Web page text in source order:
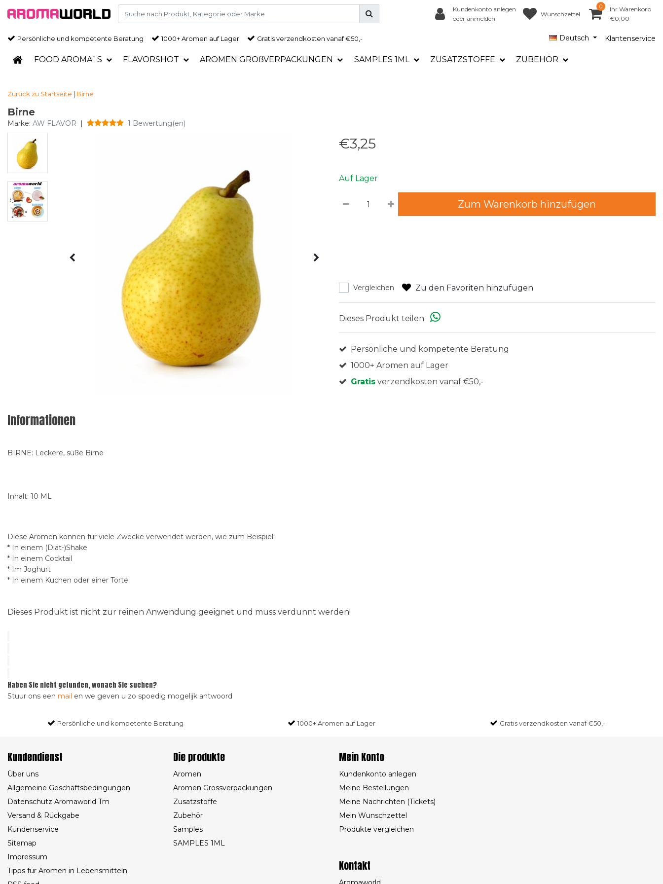
Kundenkonto anlegen
oder anmelden
Wunschzettel
0
Ihr Warenkorb
€0,00
Persönliche und kompetente Beratung 1000+ Aromen auf Lager Gratisverzendkosten vanaf €50,- Deutsch Klantenservice
FOOD AROMA`S FLAVORSHOT AROMEN GROßVERPACKUNGEN SAMPLES 1ML ZUSATZSTOFFE ZUBEHÖR
Zurück zu Startseite | Birne
Birne
Marke: AW FLAVOR | 1 Bewertung(en)
€3,25
Auf Lager
Zum Warenkorb hinzufügen
Vergleichen Zu den Favoriten hinzufügen
Dieses Produkt teilen
Persönliche und kompetente Beratung
1000+ Aromen auf Lager
Gratis verzendkosten vanaf €50,-
Informationen
BIRNE: Leckere, süße Birne
Inhalt: 10 ML
Diese Aromen können für viele Zwecke verwendet werden, wie zum Beispiel:
* In einem (Diät-)Shake
* In einem Cocktail
* Im Joghurt
* In einem Kuchen oder einer Torte
Dieses Produkt ist nicht zur reinen Anwendung geeignet und muss verdünnt werden!
Haben Sie nicht gefunden, wonach Sie suchen?
Stuur ons een mail en we geven u zo spoedig mogelijk antwoord
Persönliche und kompetente Beratung 1000+ Aromen auf Lager Gratisverzendkosten vanaf €50,-
Kundendienst
Über uns
Allgemeine Geschäftsbedingungen
Datenschutz Aromaworld Tm
Versand & Rückgabe
Kundenservice
Sitemap
Impressum
Tipps für Aromen in Lebensmitteln
Die produkte
Aromen
Aromen Grossverpackungen
Zusatzstoffe
Zubehör
Samples
SAMPLES 1ML
Mein Konto
Kundenkonto anlegen
Meine Bestellungen
Meine Nachrichten (Tickets)
Mein Wunschzettel
Produkte vergleichen
Kontakt